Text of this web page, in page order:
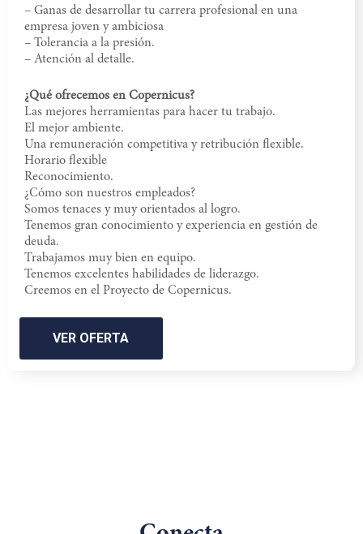
– Ganas de desarrollar tu carrera profesional en una
empresa joven y ambiciosa
– Tolerancia a la presión.
– Atención al detalle.
¿Qué ofrecemos en Copernicus?
Las mejores herramientas para hacer tu trabajo.
El mejor ambiente.
Una remuneración competitiva y retribución flexible.
Horario flexible
Reconocimiento.
¿Cómo son nuestros empleados?
Somos tenaces y muy orientados al logro.
Tenemos gran conocimiento y experiencia en gestión de
deuda.
Trabajamos muy bien en equipo.
Tenemos excelentes habilidades de liderazgo.
Creemos en el Proyecto de Copernicus.
VER OFERTA